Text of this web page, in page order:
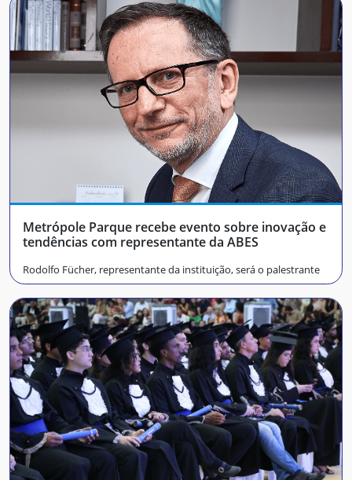
Metrópole Parque recebe evento sobre inovação e
tendências com representante da ABES
Rodolfo Fücher, representante da instituição, será o palestrante